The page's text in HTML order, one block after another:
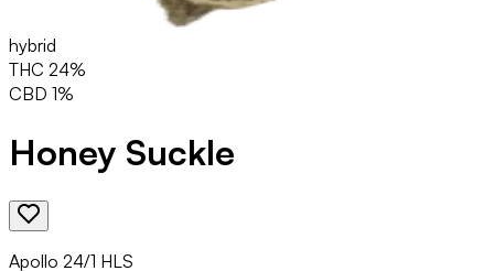
hybrid
THC 24%
CBD 1%
Honey Suckle
Apollo 24/1 HLS